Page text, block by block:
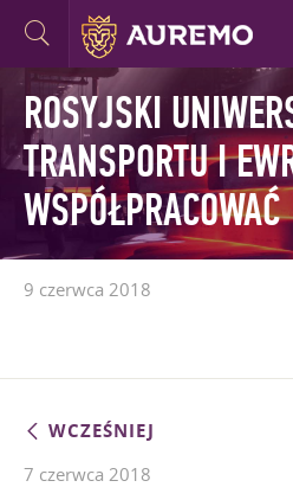
ROSYJSKI
TRANSPORTU I
WSPÓŁPRACOWAĆ
9 czerwca 2018
WCZEŚNIEJ
7 czerwca 2018